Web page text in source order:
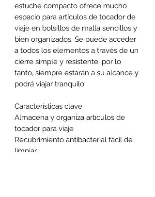
estuche compacto ofrece mucho
espacio para artículos de tocador de
viaje en bolsillos de malla sencillos y
bien organizados. Se puede acceder
a todos los elementos a través de un
cierre simple y resistente; por lo
tanto, siempre estarán a su alcance y
podrá viajar tranquilo.
Características clave
Almacena y organiza artículos de
tocador para viaje
Recubrimiento antibacterial fácil de
limpiar